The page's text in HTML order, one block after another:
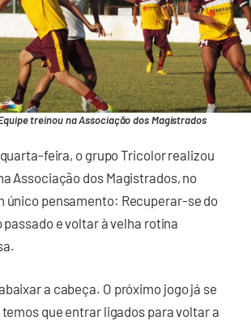
treinou na Associação dos Magistrados
feira, o grupo Tricolor realizou
Associação dos Magistrados, no
único pensamento: Recuperar-se do
e voltar à velha rotina
a cabeça. O próximo jogo já se
que entrar ligados para voltar a